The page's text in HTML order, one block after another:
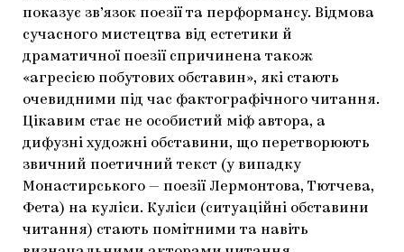
показує зв’язок поезії та перформансу. Відмова
сучасного мистецтва від естетики й
драматичної поезії спричинена також
«агресією побутових обставин», які стають
очевидними під час фактографічного читання.
Цікавим стає не особистий міф автора, а
дифузні художні обставини, що перетворюють
звичний поетичний текст (у випадку
Монастирського — поезії Лермонтова, Тютчева,
Фета) на куліси. Куліси (ситуаційні обставини
читання) стають помітними та навіть